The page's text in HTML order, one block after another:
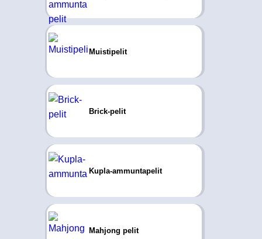
Muistipelit
Brick-pelit
Kupla-ammuntapelit
Mahjong pelit